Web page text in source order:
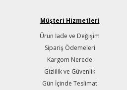
Müşteri Hizmetleri
Ürün İade ve Değişim
Sipariş Ödemeleri
Kargom Nerede
Gizlilik ve Güvenlik
Gün İçinde Teslimat